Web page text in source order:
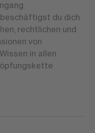
du dich
rechtlichen und
von
in allen